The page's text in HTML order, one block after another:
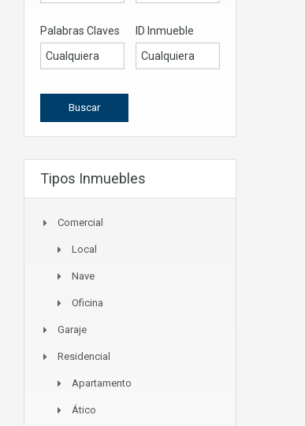
Palabras Claves ID Inmueble
Tipos Inmuebles
Comercial
Local
Nave
Oficina
Garaje
Residencial
Apartamento
Ático